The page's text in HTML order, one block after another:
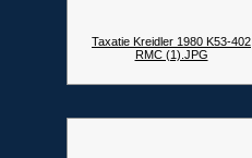
Taxatie Kreidler 1980 K53-402
RMC (1).JPG